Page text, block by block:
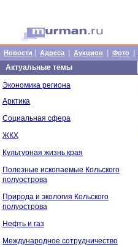
Новости Адреса Аукцион Фото
Актуальные темы
Экономика региона
Арктика
Социальная сфера
ЖКХ
Культурная жизнь края
Полезные ископаемые Кольского
полуострова
Природа и экология Кольского
полуострова
Нефть и газ
Международное сотрудничество